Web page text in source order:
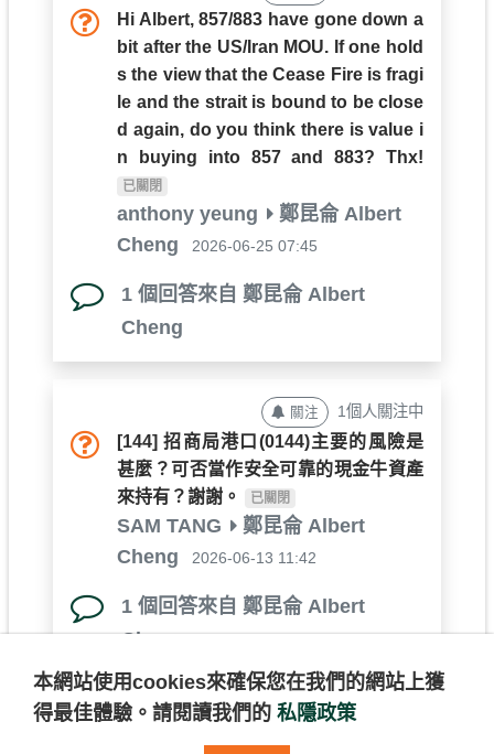
Hi Albert, 857/883 have gone down a
bit after the US/Iran MOU. If one hold
s the view that the Cease Fire is fragi
le and the strait is bound to be close
d again, do you think there is value i
n buying into 857 and 883? Thx!
已關閉
anthony yeung
鄭昆侖 Albert
Cheng
2026-06-25 07:45
1 個回答來自 鄭昆侖 Albert
Cheng
關注 1個人關注中
[144]招商局港口(0144)主要的風險是
甚麼？可否當作安全可靠的現金牛資產
來持有？謝謝。
已關閉
SAM TANG
鄭昆侖 Albert
Cheng
2026-06-13 11:42
1 個回答來自 鄭昆侖 Albert
Cheng
查看更多
本網站使用cookies來確保您在我們的網站上獲
得最佳體驗。 請閱讀我們的 私隱政策